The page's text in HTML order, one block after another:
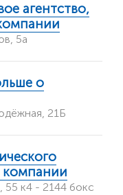
агентство,
5а
о
21Б
компании
к4 - 2144 бокс